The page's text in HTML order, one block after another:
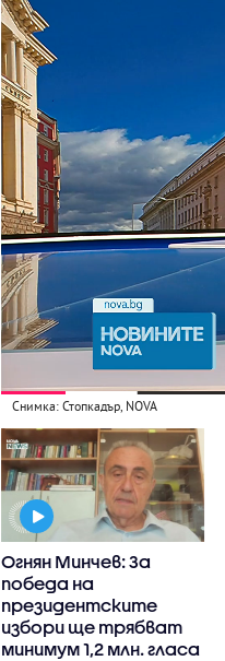
Снимка: Стопкадър, NOVA
Огнян Минчев: За
победа на
президентските
избори ще трябват
минимум 1,2 млн. гласа